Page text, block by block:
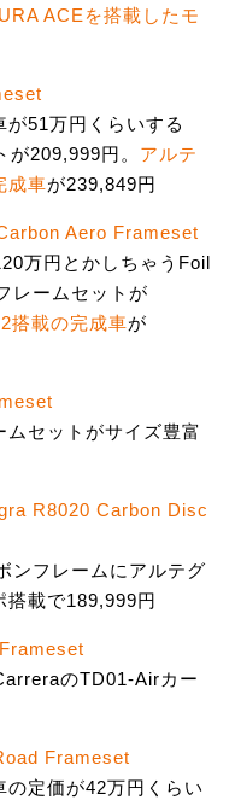
ACEを搭載したモ
51万円くらいする
209,999円。 アルテ
成車が239,849円
Aero Frameset
万円とかしちゃうFoil
レームセットが
搭載の完成車が
セットがサイズ豊富
R8020 Carbon Disc
ンフレームにアルテグ
搭載で189,999円
のTD01-Airカー
Frameset
定価が42万円くらい